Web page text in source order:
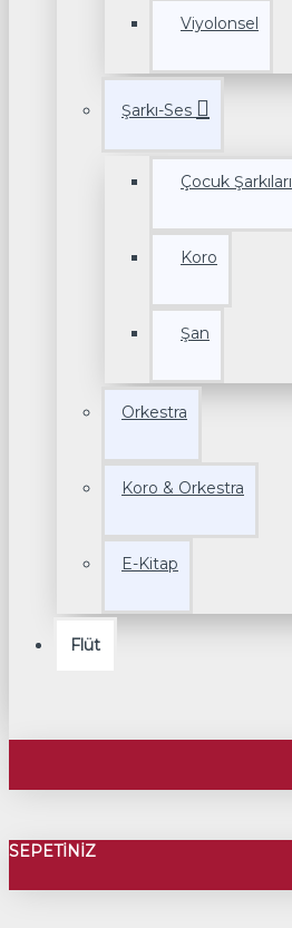
Viyolonsel
Şarkı-Ses
Çocuk Şarkıları
Koro
Şan
Orkestra
Koro & Orkestra
E-Kitap
Flüt
SEPETINIZ